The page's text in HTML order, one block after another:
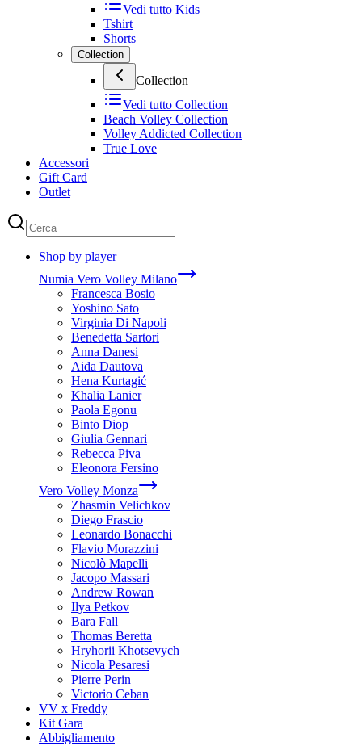
Vedi tutto Kids
Tshirt
Shorts
Collection
Collection
Vedi tutto Collection
Beach Volley Collection
Volley Addicted Collection
True Love
Accessori
Gift Card
Outlet
Shop by player
Numia Vero Volley Milano
Francesca Bosio
Yoshino Sato
Virginia Di Napoli
Benedetta Sartori
Anna Danesi
Aida Dautova
Hena Kurtagić
Khalia Lanier
Paola Egonu
Binto Diop
Giulia Gennari
Rebecca Piva
Eleonora Fersino
Vero Volley Monza
Zhasmin Velichkov
Diego Frascio
Leonardo Bonacchi
Flavio Morazzini
Nicolò Mapelli
Jacopo Massari
Andrew Rowan
Ilya Petkov
Bara Fall
Thomas Beretta
Hryhorii Khotsevych
Nicola Pesaresi
Pierre Perin
Victorio Ceban
VV x Freddy
Kit Gara
Abbigliamento